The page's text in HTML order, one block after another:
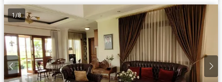
1/8